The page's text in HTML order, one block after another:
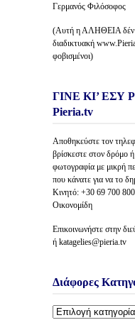
Γερμανός Φιλόσοφος
(Αυτή η ΑΛΗΘΕΙΑ δέν
διαδικτυακή
φοβισμένοι)
ΓΙΝΕ ΚΙ’ ΕΣΥ
Pieria.tv
Αποθηκεύστε τον
βρίσκεστε στον δρόμο
φωτογραφία με μικρή
που κάνατε για να το
Κινητό: +30 69 700
Οικονομίδη
Επικοινωνήστε στην
ή katagelies@pieria.tv
Διάφορες
Διάφορες